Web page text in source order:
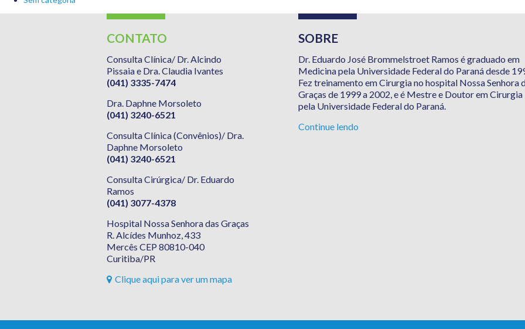
CONTATO
Consulta Clínica/ Dr. Alcindo
Pissaia e Dra. Claudia Ivantes
(041) 3335-7474
Dra. Daphne Morsoleto
(041) 3240-6521
Consulta Clínica (Convênios)/ Dra.
Daphne Morsoleto
(041) 3240-6521
Consulta Cirúrgica/ Dr. Eduardo
Ramos
(041) 3077-4378
Hospital Nossa Senhora das Graças
R. Alcídes Munhoz, 433
Mercês CEP 80810-040
Curitiba/PR
Clique aqui para ver um mapa
SOBRE
Dr. Eduardo José Brommelstroet Ramos é graduado em
Medicina pela Universidade Federal do Paraná desde
Fez treinamento em Cirurgia no hospital Nossa Senhora
Graças de 1999 a 2002, e é Mestre e Doutor em Cirurgia
pela Universidade Federal do Paraná.
Continue lendo